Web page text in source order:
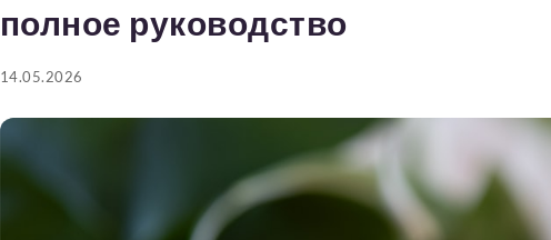
полное руководство
14.05.2026